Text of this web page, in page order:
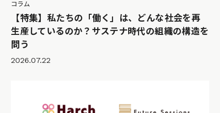
コラム
【特集】私たちの「働く」は、どんな社会を再
生産しているのか？サステナ時代の組織の構造を
問う
2026.07.22